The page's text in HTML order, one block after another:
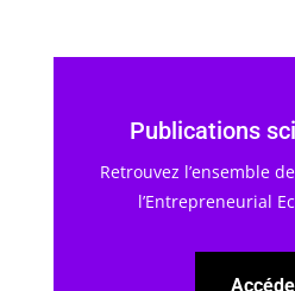
Publications
Retrouvez l’ensemble
l’Entrepreneurial